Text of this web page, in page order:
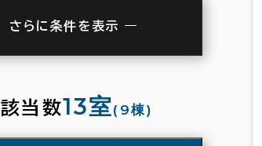
さらに条件を表示
該当数13室(9棟)